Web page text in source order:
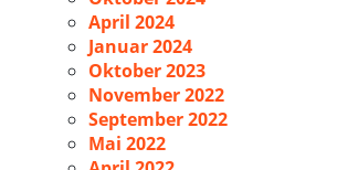
April 2024
Januar 2024
Oktober 2023
November 2022
September 2022
Mai 2022